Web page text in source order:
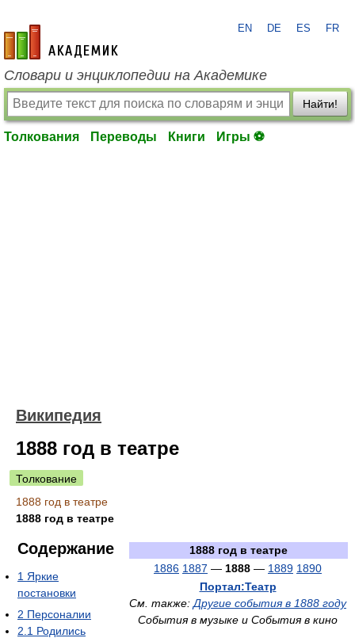
academic.ru
EN DE ES FR
Словари и энциклопедии на Академике
Найти!
Толкования Переводы Книги Игры ⚽
Википедия
1888 год в театре
Толкование
1888 год в театре
1888 год в театре
1888 год в театре
1886 1887 — 1888 — 1889 1890
Портал:Театр
См. также: Другие события в 1888 году
События в музыке и События в кино
Содержание
1 Яркие
постановки
2 Персоналии
2.1 Родились